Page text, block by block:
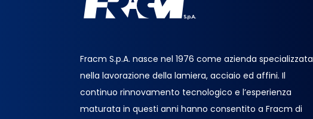
Fracm S.p.A. nasce nel 1976 come azienda specializzata
nella lavorazione della lamiera, acciaio ed affini. Il
continuo rinnovamento tecnologico e l’esperienza
maturata in questi anni hanno consentito a Fracm di